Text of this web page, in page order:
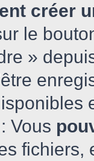
créer
le
»
Vous
fichiers,